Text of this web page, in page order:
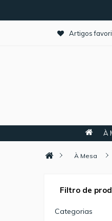
Artigos
À
À Mesa
Filtro de
Categorias